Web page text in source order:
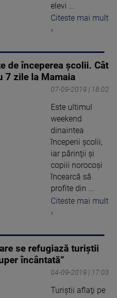
elevi ...
Citeste mai mult
›
de începerea școlii. Cât
7 zile la Mamaia
07-09-2019 | 18:02
Este ultimul
weekend
dinaintea
începerii şcolii,
iar părinţii şi
copiii norocoşi
încearcă să
profite din ...
Citeste mai mult
›
se refugiază turiștii
încântată”
04-09-2019 | 17:03
Turiştii aflaţi pe